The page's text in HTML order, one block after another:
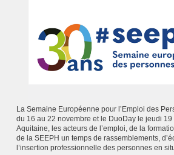
La Semaine Européenne pour l’Emploi des
du 16 au 22 novembre et le DuoDay le jeudi
Aquitaine, les acteurs de l’emploi, de la
de la SEEPH un temps de rassemblements,
l’insertion professionnelle des personnes en